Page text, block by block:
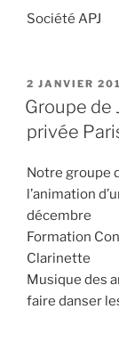
Société APJ
PUBLIÉ
LE
2 JANVIER
Groupe de
privée
Notre groupe
l’animation
décembre
Formation
Clarinette
Musique des
faire danser